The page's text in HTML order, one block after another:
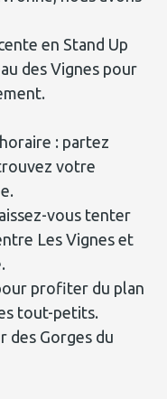
en Stand Up
des Vignes pour
: partez
votre
vous tenter
Les Vignes et
profiter du plan
tout-petits.
des Gorges du